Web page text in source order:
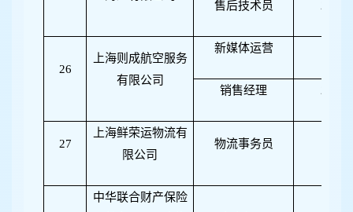
售后技术员 2
26
上海则成航空服务
有限公司
新媒体运营
销售经理 2
27
上海鲜荣运物流有
限公司
物流事务员
中华联合财产保险